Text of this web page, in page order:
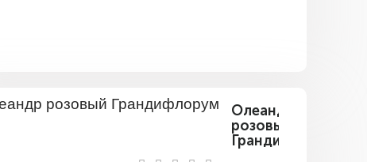
Олеандр
розовый
Грандифлорум